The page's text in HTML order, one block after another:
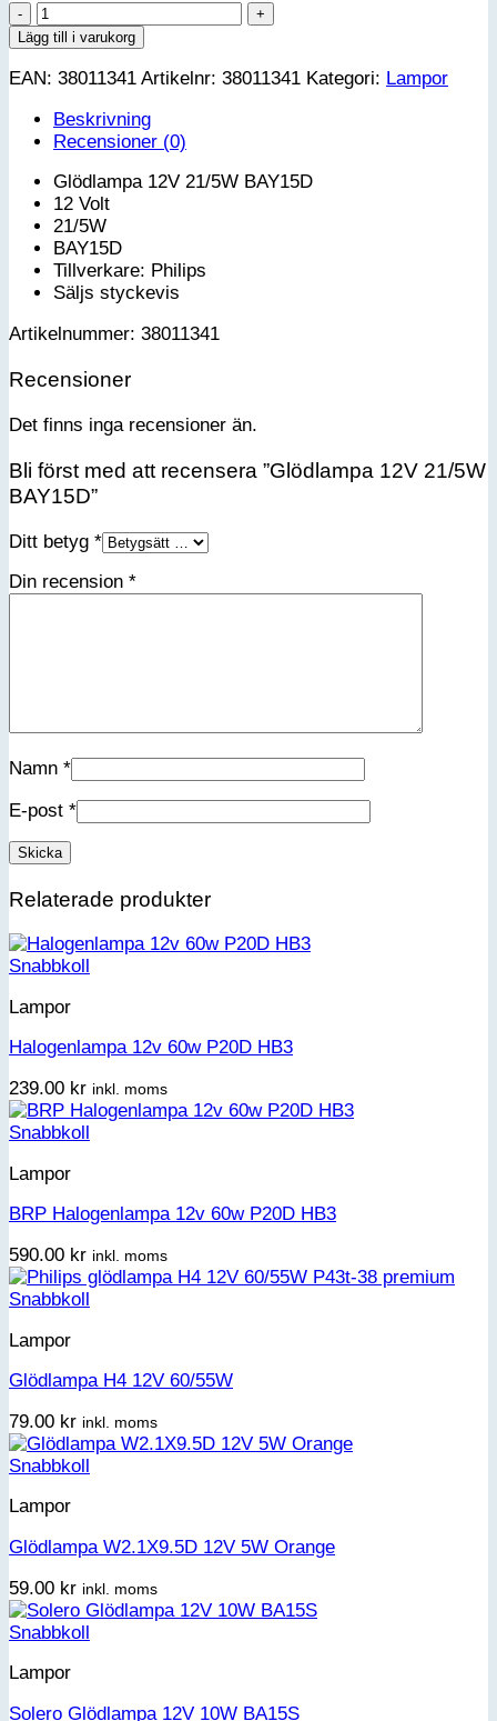
Glödlampa
12V
BAY15D
Lägg till i varukorg
EAN: 38011341 Artikelnr: 38011341 Kategori: Lampor
Beskrivning
Recensioner (0)
Glödlampa 12V 21/5W BAY15D
12 Volt
21/5W
BAY15D
Tillverkare: Philips
Säljs styckevis
Artikelnummer: 38011341
Recensioner
Det finns inga recensioner än.
Bli först med att recensera ”Glödlampa 12V 21/5W
BAY15D”
Ditt betyg *
Din recension *
Namn *
E-post *
Relaterade produkter
Snabbkoll
Lampor
Halogenlampa 12v 60w P20D HB3
239.00 kr inkl. moms
Snabbkoll
Lampor
BRP Halogenlampa 12v 60w P20D HB3
590.00 kr inkl. moms
Snabbkoll
Lampor
Glödlampa H4 12V 60/55W
79.00 kr inkl. moms
Snabbkoll
Lampor
Glödlampa W2.1X9.5D 12V 5W Orange
59.00 kr inkl. moms
Snabbkoll
Lampor
Solero Glödlampa 12V 10W BA15S